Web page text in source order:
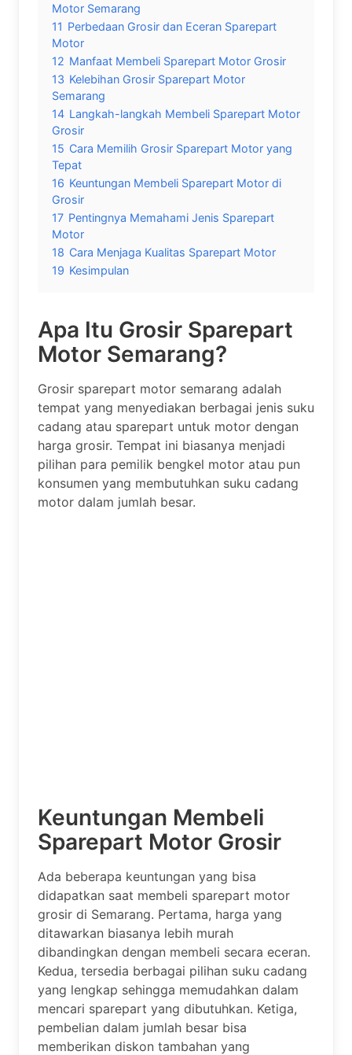
Motor Semarang
11 Perbedaan Grosir dan Eceran Sparepart
Motor
12 Manfaat Membeli Sparepart Motor Grosir
13 Kelebihan Grosir Sparepart Motor
Semarang
14 Langkah-langkah Membeli Sparepart Motor
Grosir
15 Cara Memilih Grosir Sparepart Motor yang
Tepat
16 Keuntungan Membeli Sparepart Motor di
Grosir
17 Pentingnya Memahami Jenis Sparepart
Motor
18 Cara Menjaga Kualitas Sparepart Motor
19 Kesimpulan
Apa Itu Grosir Sparepart
Motor Semarang?
Grosir sparepart motor semarang adalah
tempat yang menyediakan berbagai jenis suku
cadang atau sparepart untuk motor dengan
harga grosir. Tempat ini biasanya menjadi
pilihan para pemilik bengkel motor atau pun
konsumen yang membutuhkan suku cadang
motor dalam jumlah besar.
Keuntungan Membeli
Sparepart Motor Grosir
Ada beberapa keuntungan yang bisa
didapatkan saat membeli sparepart motor
grosir di Semarang. Pertama, harga yang
ditawarkan biasanya lebih murah
dibandingkan dengan membeli secara eceran.
Kedua, tersedia berbagai pilihan suku cadang
yang lengkap sehingga memudahkan dalam
mencari sparepart yang dibutuhkan. Ketiga,
pembelian dalam jumlah besar bisa
memberikan diskon tambahan yang